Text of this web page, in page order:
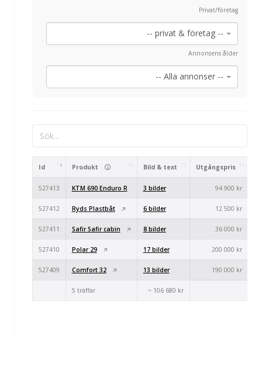
Privat/företag
-- privat & företag --
Annonsens ålder
-- Alla annonser --
Id Produkt Bild & text Utgångspris
527413 KTM 690 Enduro R 3 bilder 94 900 kr
527412 Ryds Plastbåt 6 bilder 12 500 kr
527411 Safir Safir cabin 8 bilder 36 000 kr
527410 Polar 29 17 bilder 200 000 kr
527409 Comfort 32 13 bilder 190 000 kr
5 träffar ~ 106 680 kr